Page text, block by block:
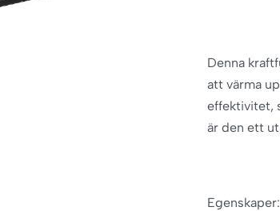
Denna
att värma
effektivitet,
är den ett
Egenskaper: